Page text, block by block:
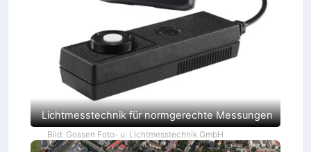
Lichtmesstechnik für normgerechte Messungen
Bild: Gossen Foto- u. Lichtmesstechnik GmbH